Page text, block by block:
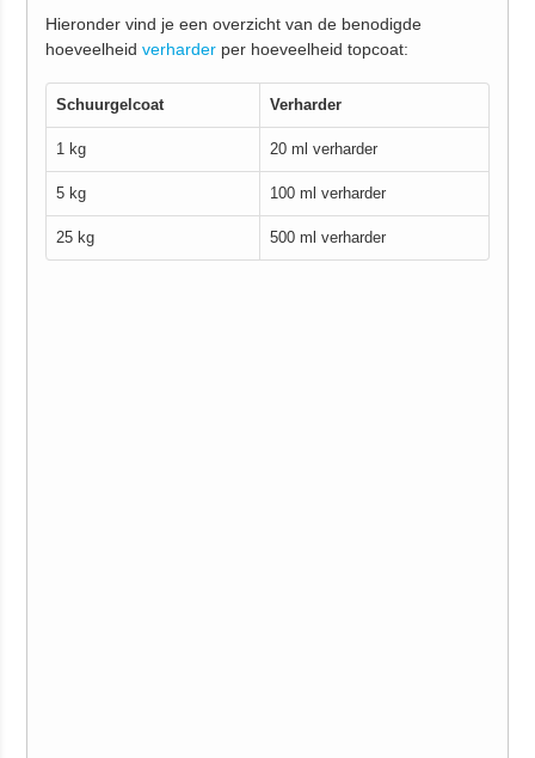
Hieronder vind je een overzicht van de benodigde
hoeveelheid verharderper hoeveelheid topcoat:
Schuurgelcoat Verharder
1 kg 20 ml verharder
5 kg 100 ml verharder
25 kg 500 ml verharder